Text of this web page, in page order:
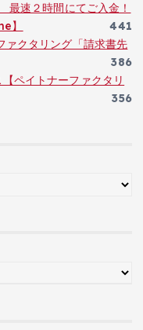
速２時間にてご入金！
】
441
ァクタリング「請求書先
386
ペイトナーファクタリ
356